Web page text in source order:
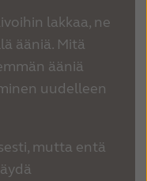
lakkaa, ne
ääniä. Mitä
ääniä
uudelleen
mutta entä